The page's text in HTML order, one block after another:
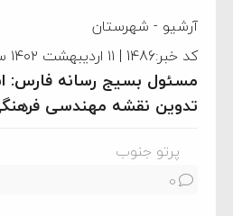
آرشیو - شهرستان
کد خبر:1486 | ۱۱ اردیبهشت ۱۴۰۲ ساعت ۲۰:۱۲
مسئول بسیج رسانه فارس:
تدوین نقشه مهندسی
پرتو جنوب
0